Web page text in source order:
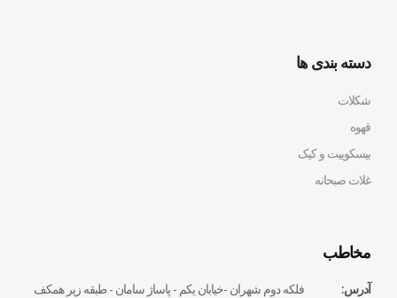
دسته بندی ها
شکلات
قهوه
بیسکوییت و کیک
غلات صبحانه
مخاطب
آدرس: فلكه دوم شهران -خيابان يكم - پاساژ سامان - طبقه زير همكف